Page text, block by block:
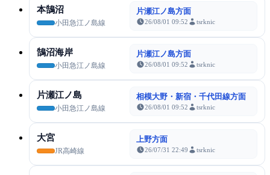
本鵠沼
小田急江ノ島線
片瀬江ノ島方面
26/08/01 09:52 tsrknic
鵠沼海岸
小田急江ノ島線
片瀬江ノ島方面
26/08/01 09:52 tsrknic
片瀬江ノ島
小田急江ノ島線
相模大野・新宿・千代田線方面
26/08/01 09:52 tsrknic
大宮
JR高崎線
上野方面
26/07/31 22:49 tsrknic